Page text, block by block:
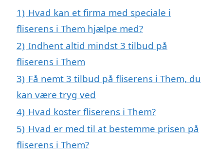
1) Hvad kan et firma med speciale i
fliserens i Them hjælpe med?
2) Indhent altid mindst 3 tilbud på
fliserens i Them
3) Få nemt 3 tilbud på fliserens i Them, du
kan være tryg ved
4) Hvad koster fliserens i Them?
5) Hvad er med til at bestemme prisen på
fliserens i Them?